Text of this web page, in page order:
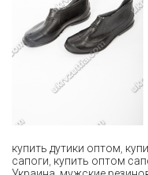
купить дутики оптом
сапоги купить оптом